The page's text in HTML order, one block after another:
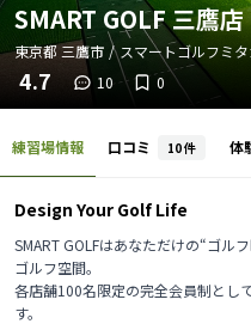
SMART GOLF 三鷹店
東京都 三鷹市 / スマートゴルフミ
4.7 10 0
練習場情報 口コミ 10件 体
Design Your Golf Life
SMART GOLFはあなただけの“ゴル
ゴルフ空間。
各店舗100名限定の完全会員制とし
す。